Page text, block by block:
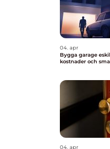
04. apr
Bygga garage eskilstuna
kostnader och
04. apr